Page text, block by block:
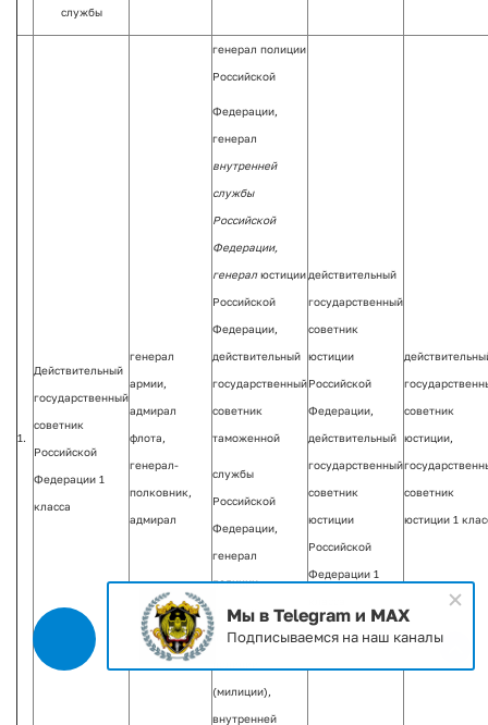
службы
1.
Действительный
государственный
советник
Российской
Федерации 1
класса
генерал
армии,
адмирал
флота,
генерал-
полковник,
адмирал
генерал полиции
Российской
Федерации,
генерал
внутренней
службы
Российской
Федерации,
генералюстиции
Российской
Федерации,
действительный
государственный
советник
таможенной
службы
Российской
Федерации,
генерал
полиции,
генерал-
полковник:
(милиции),
внутренней
действительный
государственный
советник
юстиции
Российской
Федерации,
действительный
государственный
советник
юстиции
Российской
Федерации 1
советник
юстиции,
советник
юстиции 1
Мы в Telegram и MAX
Подписываемся на наш каналы